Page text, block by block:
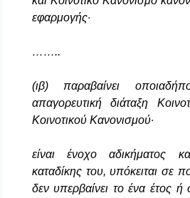
εφαρμογής·
……..
(ιβ) παραβαίνει
απαγορευτική διάταξη
Κοινοτικού Κανονισμού·
είναι ένοχο αδικήματος
καταδίκης του, υπόκειται σε
δεν υπερβαίνει το ένα έτος ή